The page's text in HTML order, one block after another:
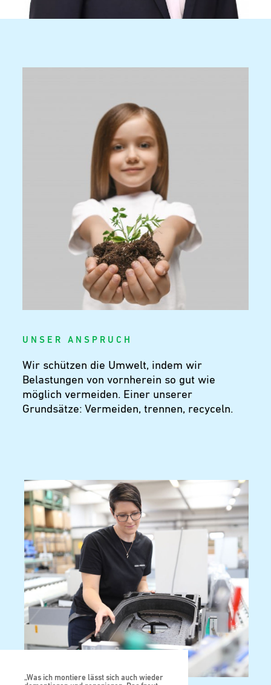
U N S E R A N S P R U C H
Wir schützen die Umwelt, indem wir
Belastungen von vornherein so gut wie
möglich vermeiden. Einer unserer
Grundsätze: Vermeiden, trennen, recyceln.
„Was ich montiere lässt sich auch wieder